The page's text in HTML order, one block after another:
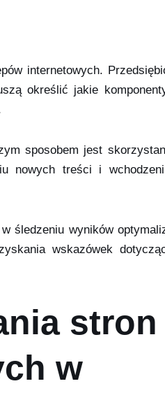
internetowych.
określić jakie
sposobem jest
nowych treści i
śledzeniu wyników
wskazówek
stron
w